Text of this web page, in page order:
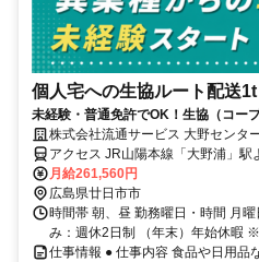
個人宅への生協ルート配送
未経験・普通免許でOK！生協（コー
（1t）正社員求人！
株式会社流通サービス 大野センタ
アクセス JR山陽本線「大野浦」駅
月給261,560円
広島県廿日市市
時間帯 朝、昼 勤務曜日・時間 月
み：週休2日制 （年末）年始休暇
仕事情報 ● 仕事内容 食品や日用品